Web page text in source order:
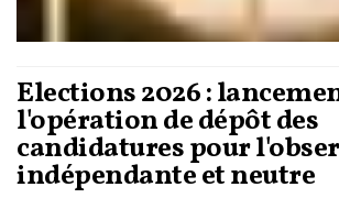
Elections 2026 :
l'opération de dépôt des
candidatures pour
indépendante et neutre